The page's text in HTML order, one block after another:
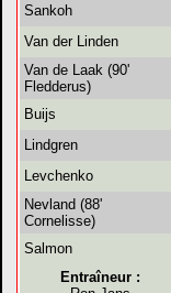
Sankoh
Van der Linden
Van de Laak (90'
Fledderus)
Buijs
Lindgren
Levchenko
Nevland (88'
Cornelisse)
Salmon
Entraîneur :